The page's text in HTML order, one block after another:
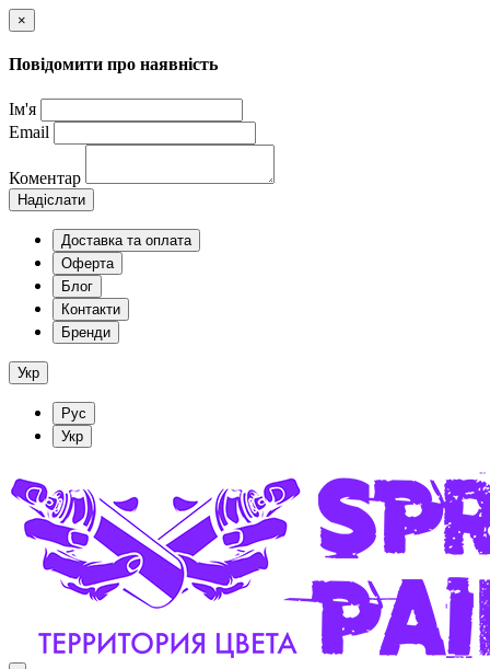
×
Повідомити про наявність
Ім'я
Email
Коментар
Надіслати
Доставка та оплата
Оферта
Блог
Контакти
Бренди
Укр
Рус
Укр